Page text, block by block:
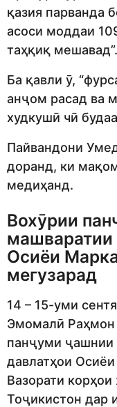
қазия парванда
асоси моддаи
таҳқиқ мешавад”.
Ба қавли ӯ,
анҷом расад ва
худкушӣ чӣ
Пайвандони
доранд, ки
медиҳанд.
Вохӯрии
машваратии
Осиёи
мегузарад
14 – 15-уми
Эмомалӣ
панҷуми ҷашнии
давлатҳои
Вазорати
Тоҷикистон дар